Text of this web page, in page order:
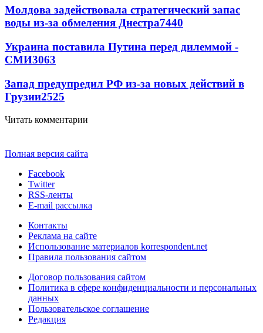
Молдова задействовала стратегический запас
воды из-за обмеления Днестра7440
Украина поставила Путина перед дилеммой -
СМИ3063
Запад предупредил РФ из-за новых действий в
Грузии2525
Читать комментарии
Полная версия сайта
Facebook
Twitter
RSS-ленты
E-mail рассылка
Контакты
Реклама на сайте
Использование материалов korrespondent.net
Правила пользования сайтом
Договор пользования сайтом
Политика в сфере конфиденциальности и персональных
данных
Пользовательское соглашение
Редакция